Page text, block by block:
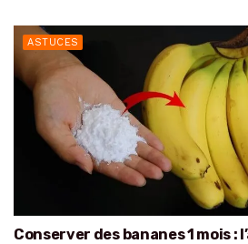
ASTUCES
Conserver des bananes 1 mois :